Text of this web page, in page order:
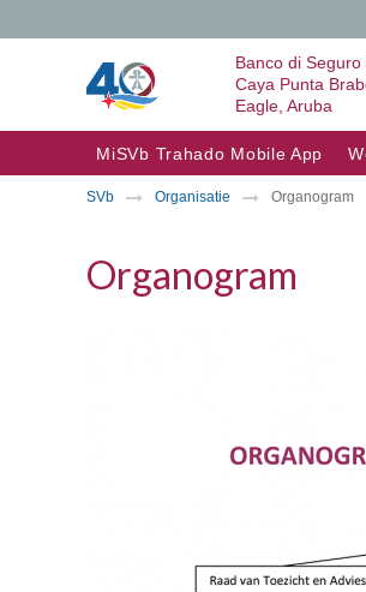
Banco di Seguro
Caya Punta
Eagle, Aruba
Skip to content
MiSVb Trahado Mobile App
SVb Organisatie Organogram
Organogram